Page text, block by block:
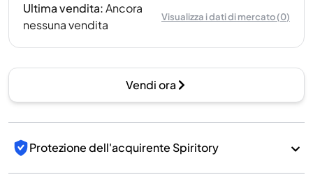
Ultima vendita:Ancora
nessuna vendita
Visualizza i dati di mercato(0)
Vendi ora
Protezione dell'acquirente Spiritory